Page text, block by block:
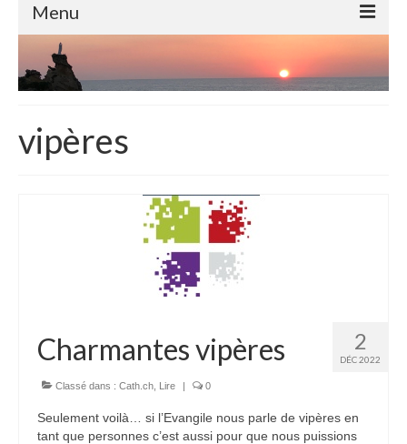
Menu
Méditer
Homélies, Poèmes
Homélies
Homélies de Mariages
Homélies de Pèlerinages
Mon témoignage
Lire
Articles, Chroniques
Grandir : rubrique Cliquer
vipères
2
DÉC 2022
Charmantes vipères
Classé dans : Cath.ch Lire | 0
Seulement voilà… si l’Evangile nous parle de vipères en
tant que personnes c’est aussi pour que nous puissions